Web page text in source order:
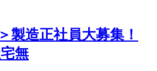
製造正社員大募集！
無